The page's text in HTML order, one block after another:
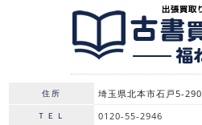
住所 埼玉県北本市石戸5-290
ＴＥＬ 0120-55-2946